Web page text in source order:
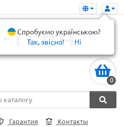
0
Гарантия Контакты
Спробуємо українською?
Так, звісно!
Ні